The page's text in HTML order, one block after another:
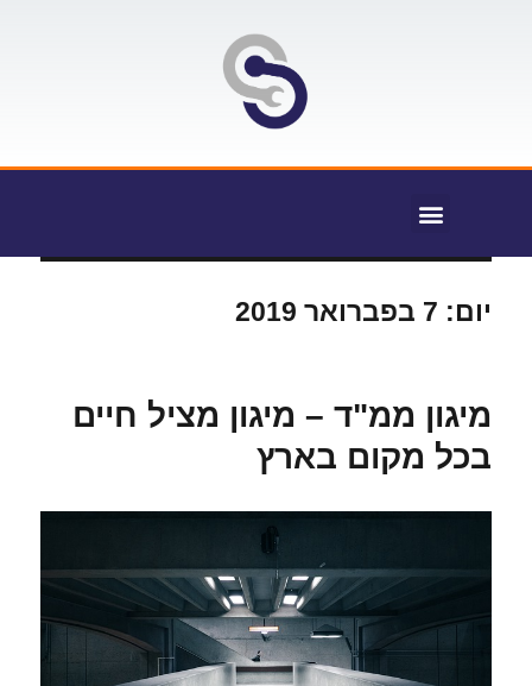
יום: 7 בפברואר 2019
מיגון ממ"ד – מיגון מציל חיים
בכל מקום בארץ